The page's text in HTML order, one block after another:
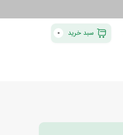
سبد خرید 0